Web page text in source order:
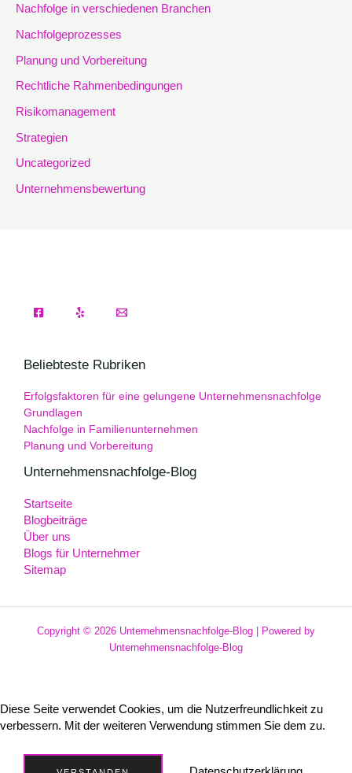
Nachfolge in verschiedenen Branchen
Nachfolgeprozesses
Planung und Vorbereitung
Rechtliche Rahmenbedingungen
Risikomanagement
Strategien
Uncategorized
Unternehmensbewertung
Beliebteste Rubriken
Erfolgsfaktoren für eine gelungene Unternehmensnachfolge
Grundlagen
Nachfolge in Familienunternehmen
Planung und Vorbereitung
Unternehmensnachfolge-Blog
Startseite
Blogbeiträge
Über uns
Blogs für Unternehmer
Sitemap
Copyright © 2026 Unternehmensnachfolge-Blog | Powered by
Unternehmensnachfolge-Blog
Diese Seite verwendet Cookies, um die Nutzerfreundlichkeit zu
verbessern. Mit der weiteren Verwendung stimmen Sie dem zu.